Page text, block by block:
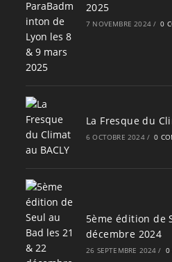
2025
7 NOVEMBRE 2024 / 0
La Fresque du
6 OCTOBRE 2024 / 0
5ème édition de
décembre 2024
26 SEPTEMBRE 2024 / 0